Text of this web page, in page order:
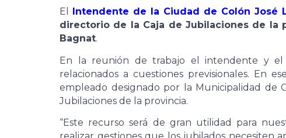
El Intendente de la Ciudad de Colón José
directorio de la Caja de Jubilaciones de la
Bagnat.
En la reunión de trabajo el intendente y el
relacionados a cuestiones previsionales. En
empleado designado por la Municipalidad de
Jubilaciones de la provincia.
“Este recurso será de gran utilidad para